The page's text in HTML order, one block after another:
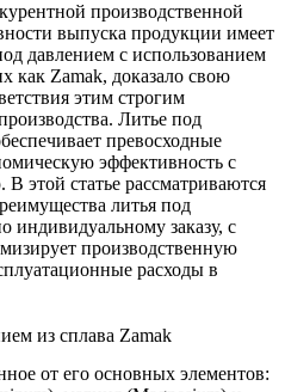
производственной
выпуска продукции имеет
давлением с использованием
как Zamak, доказало свою
этим строгим
Литье под
превосходные
эффективность с
этой статье рассматриваются
литья под
индивидуальному заказу, с
производственную
расходы в
из сплава Zamak
от его основных элементов: